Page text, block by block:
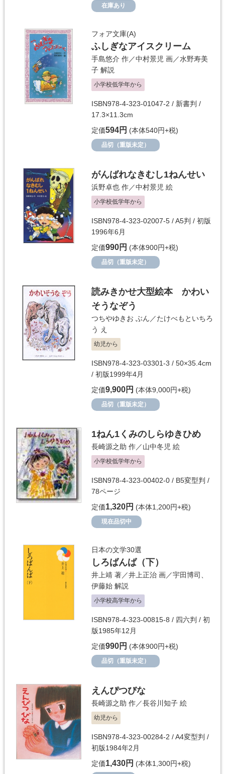
在庫あり
フォア文庫(A)
ふしぎなアイスクリーム
手島悠介 作／中村景児 画／水野寿美
子 解説
小学校低学年から
ISBN978-4-323-01047-2 / 新書判 /
17.3×11.3cm
定価594円 (本体540円+税)
品切（重版未定）
がんばれなきむし1ねんせい
浜野卓也 作／中村景児 絵
小学校低学年から
ISBN978-4-323-02007-5 / A5判 / 初版
1996年6月
定価990円 (本体900円+税)
品切（重版未定）
読みきかせ大型絵本 かわい
そうなぞう
つちやゆきお ぶん／たけべもといちろ
う え
幼児から
ISBN978-4-323-03301-3 / 50×35.4cm
/ 初版1999年4月
定価9,900円 (本体9,000円+税)
品切（重版未定）
1ねん1くみのしらゆきひめ
長崎源之助 作／山中冬児 絵
小学校低学年から
ISBN978-4-323-00402-0 / B5変型判 /
78ページ
定価1,320円 (本体1,200円+税)
現在品切中
日本の文学30選
しろばんば（下）
井上靖 著／井上正治 画／宇田博司
伊藤始 解説
小学校高学年から
ISBN978-4-323-00815-8 / 四六判 / 初
版1985年12月
定価990円 (本体900円+税)
品切（重版未定）
えんぴつびな
長崎源之助 作／長谷川知子 絵
幼児から
ISBN978-4-323-00284-2 / A4変型判 /
初版1984年2月
定価1,430円 (本体1,300円+税)